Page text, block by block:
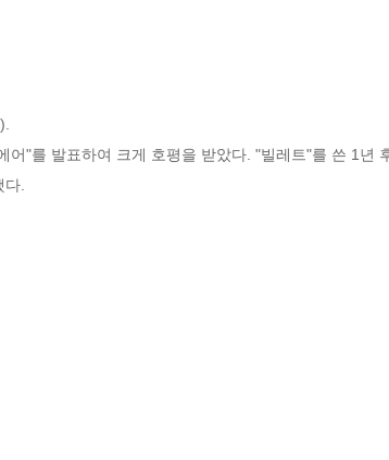
"를 발표하여 크게 호평을 받았다. "빌레트"를 쓴 1년
.